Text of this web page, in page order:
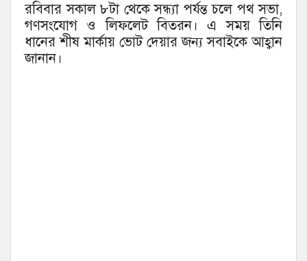
রবিবার সকাল ৮টা থেকে সন্ধ্যা পর্যন্ত চলে পথ সভা,
গণসংযোগ ও লিফলেট বিতরন। এ সময় তিনি
ধানের শীষ মার্কায় ভোট দেয়ার জন্য সবাইকে আহ্বান
জানান।